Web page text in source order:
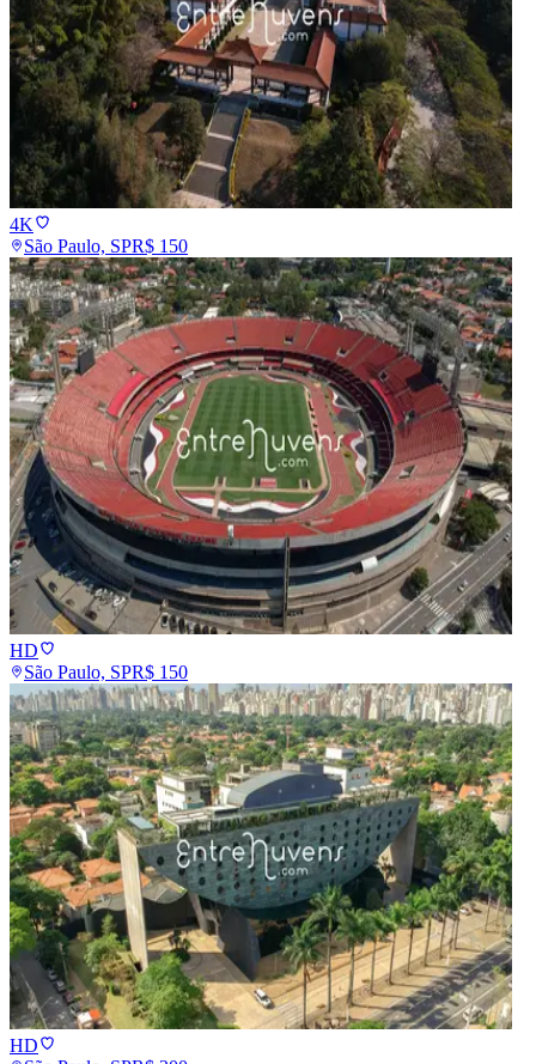
4K
São Paulo, SPR$ 150
HD
São Paulo, SPR$ 150
HD